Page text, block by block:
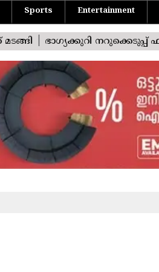
Sports Entertainment